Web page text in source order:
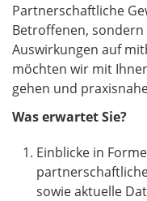
Partnerschaftliche
Betroffenen,
Auswirkungen auf
möchten wir mit
gehen und
Was erwartet Sie?
Einblicke in
sowie aktuelle